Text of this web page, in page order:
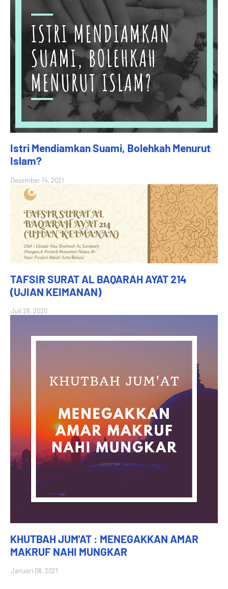
Istri Mendiamkan Suami, Bolehkah Menurut
Islam?
Desember 14, 2021
TAFSIR SURAT AL BAQARAH AYAT 214
(UJIAN KEIMANAN)
Juli 28, 2020
KHUTBAH JUM'AT : MENEGAKKAN AMAR
MAKRUF NAHI MUNGKAR
Januari 08, 2021